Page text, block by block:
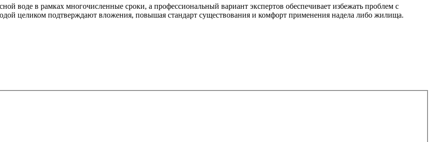
воде в рамках многочисленные сроки, а профессиональный вариант экспертов обеспечивает избежать проблем с
целиком подтверждают вложения, повышая стандарт существования и комфорт применения надела либо жилища.